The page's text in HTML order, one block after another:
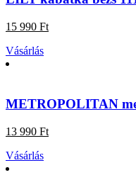
15 990 Ft
Vásárlás
METROPOLITAN
13 990 Ft
Vásárlás